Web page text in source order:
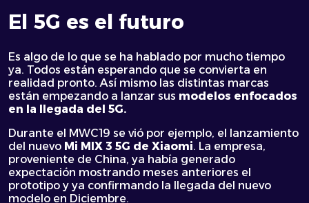
El 5G es el futuro
Es algo de lo que se ha hablado por mucho tiempo
ya. Todos están esperando que se convierta en
realidad pronto. Así mismo las distintas marcas
están empezando a lanzar sus modelos enfocados
en la llegada del 5G.
Durante el MWC19 se vió por ejemplo, el lanzamiento
del nuevo Mi MIX 3 5G de Xiaomi. La empresa,
proveniente de China, ya había generado
expectación mostrando meses anteriores el
prototipo y ya confirmando la llegada del nuevo
modelo en Diciembre.